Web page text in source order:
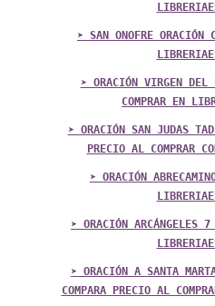
➤ SAN ONOFRE ORACIÓN
➤ ORACIÓN VIRGEN
COMPRAR EN
➤ ORACIÓN SAN JUDAS
PRECIO AL COMPRAR
➤ ORACIÓN
➤ ORACIÓN ARCÁNGELES 7
➤ ORACIÓN A SANTA
COMPARA PRECIO AL